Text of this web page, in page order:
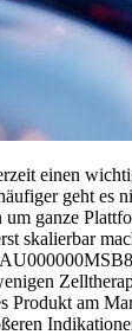
einen
geht es
ganze
skalierbar
Produkt am